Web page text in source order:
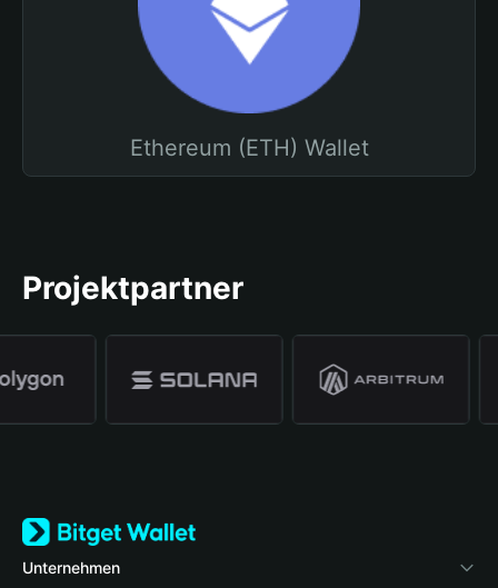
Ethereum (ETH) Wallet
Projektpartner
Unternehmen